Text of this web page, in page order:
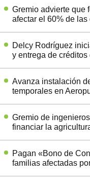
Gremio advierte que
afectar el 60% de
Delcy Rodríguez
y entrega de créditos
Avanza instalación
temporales en
Gremio de
financiar la
Pagan «Bono de
familias afectadas